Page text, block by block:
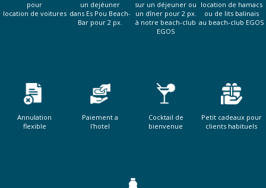
pour
location de voitures
un dejéuner
dans Es Pou Beach-
Bar pour 2 px.
sur un déjeuner ou
un dîner pour 2 px.
à notre beach-club
EGOS
location de hamacs
ou de lits balinais
au beach-club EGOS
Annulation
flexible
Paiement a
l'hotel
Cocktail de
bienvenue
Petit cadeaux pour
clients habituels